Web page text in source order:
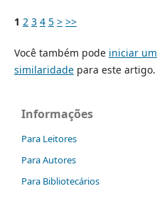
1 2 3 4 5 > >>
Você também pode iniciar
similaridadepara este artigo.
Informações
Para Leitores
Para Autores
Para Bibliotecários